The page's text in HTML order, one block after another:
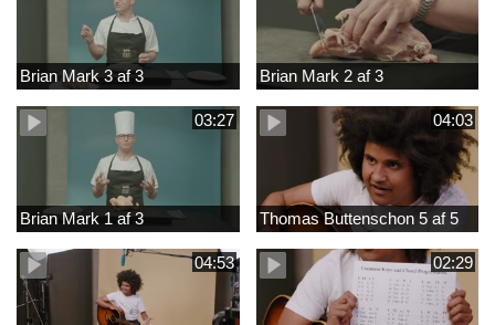
Brian Mark 3 af 3 Brian Mark 2 af 3
03:27
Brian Mark 1 af 3
04:03
Thomas Buttenschon 5 af 5
04:53 02:29